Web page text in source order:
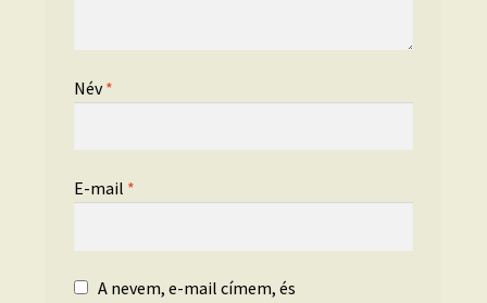
Név*
E-mail *
A nevem, e-mail címem, és